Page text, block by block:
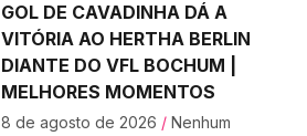
GOL DE CAVADINHA DÁ A
VITÓRIA AO HERTHA BERLIN
DIANTE DO VFL BOCHUM |
MELHORES MOMENTOS
8 de agosto de 2026 Nenhum